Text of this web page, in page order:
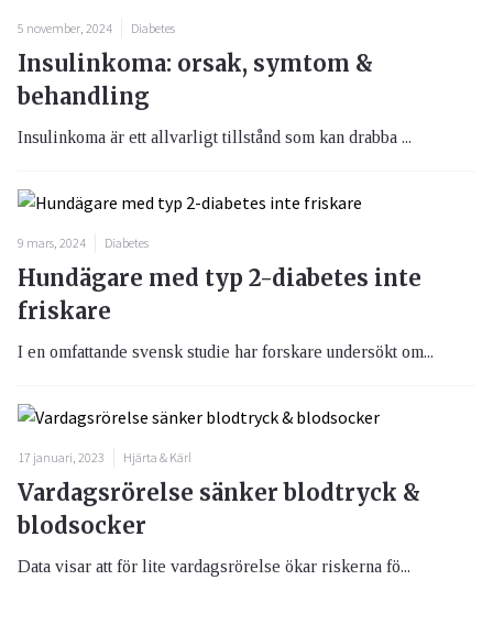
5 november, 2024 Diabetes
Insulinkoma: orsak, symtom &
behandling
Insulinkoma är ett allvarligt tillstånd som kan drabba ...
9 mars, 2024 Diabetes
Hundägare med typ 2-diabetes inte
friskare
I en omfattande svensk studie har forskare undersökt om...
17 januari, 2023 Hjärta & Kärl
Vardagsrörelse sänker blodtryck &
blodsocker
Data visar att för lite vardagsrörelse ökar riskerna fö...